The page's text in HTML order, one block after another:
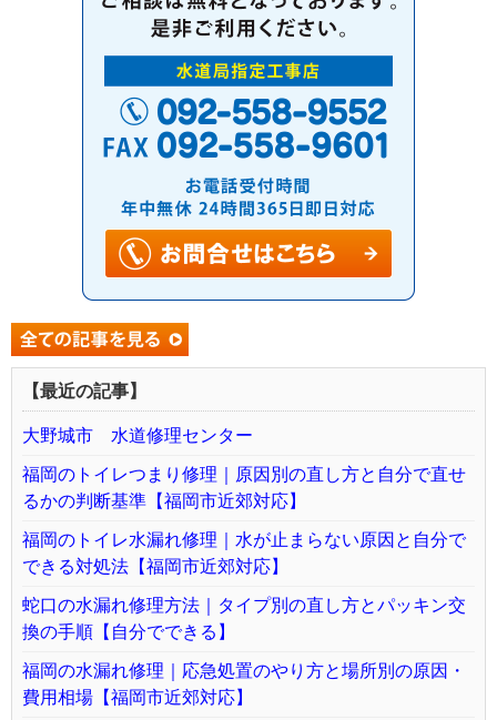
【最近の記事】
大野城市 水道修理センター
福岡のトイレつまり修理｜原因別の直し方と自分で直せ
るかの判断基準【福岡市近郊対応】
福岡のトイレ水漏れ修理｜水が止まらない原因と自分で
できる対処法【福岡市近郊対応】
蛇口の水漏れ修理方法｜タイプ別の直し方とパッキン交
換の手順【自分でできる】
福岡の水漏れ修理｜応急処置のやり方と場所別の原因・
費用相場【福岡市近郊対応】